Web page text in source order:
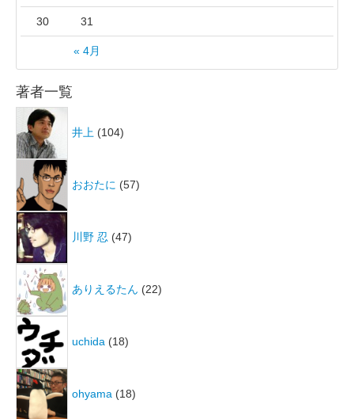
« 4月
30 31
著者一覧
井上 (104)
おおたに (57)
川野 忍 (47)
ありえるたん (22)
uchida (18)
ohyama (18)